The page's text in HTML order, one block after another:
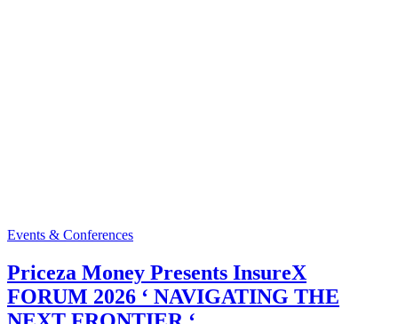
Events & Conferences
Priceza Money Presents InsureX
FORUM 2026 ‘ NAVIGATING THE